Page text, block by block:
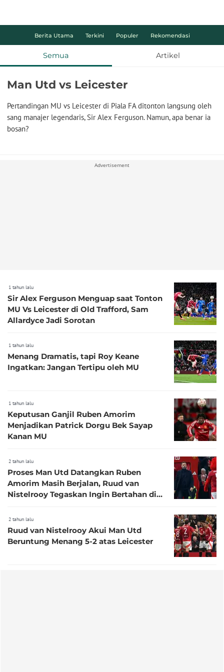
Berita Utama Terkini Populer Rekomendasi
Semua Artikel
Man Utd vs Leicester
Pertandingan MU vs Leicester di Piala FA ditonton langsung oleh
sang manajer legendaris, Sir Alex Ferguson. Namun, apa benar ia
bosan?
Advertisement
1 tahun lalu
Sir Alex Ferguson Menguap saat Tonton
MU Vs Leicester di Old Trafford, Sam
Allardyce Jadi Sorotan
1 tahun lalu
Menang Dramatis, tapi Roy Keane
Ingatkan: Jangan Tertipu oleh MU
1 tahun lalu
Keputusan Ganjil Ruben Amorim
Menjadikan Patrick Dorgu Bek Sayap
Kanan MU
2 tahun lalu
Proses Man Utd Datangkan Ruben
Amorim Masih Berjalan, Ruud van
Nistelrooy Tegaskan Ingin Bertahan di
2 tahun lalu
Ruud van Nistelrooy Akui Man Utd
Beruntung Menang 5-2 atas Leicester